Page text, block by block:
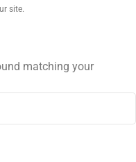
site.
matching your